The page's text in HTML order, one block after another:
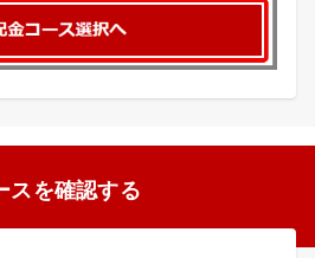
を確認する